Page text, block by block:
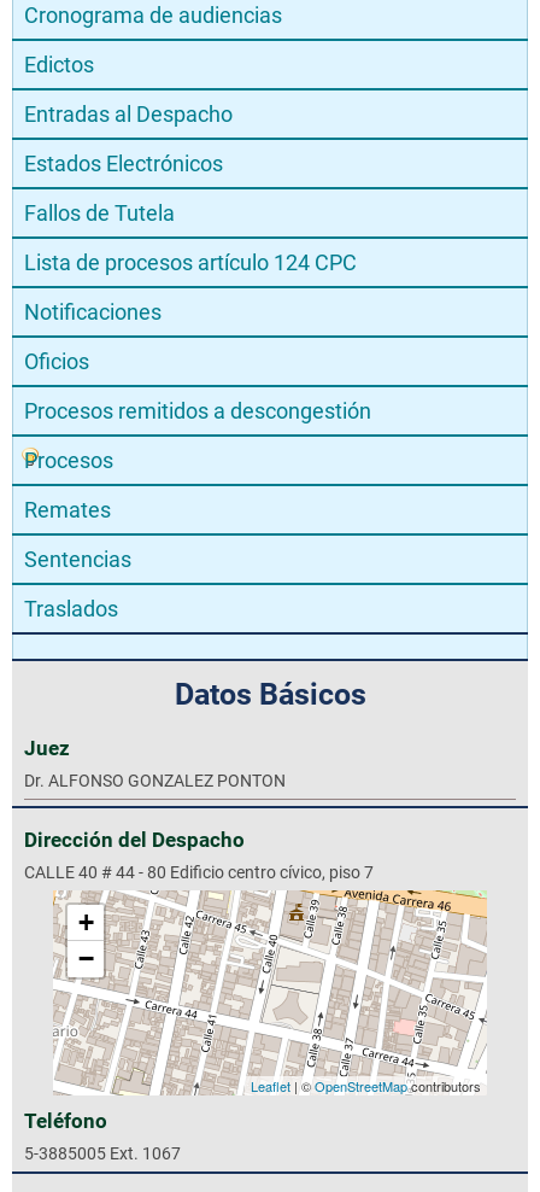
Cronograma de audiencias
Edictos
Entradas al Despacho
Estados Electrónicos
Fallos de Tutela
Lista de procesos artículo 124 CPC
Notificaciones
Oficios
Procesos remitidos a descongestión
Procesos
Remates
Sentencias
Traslados
Datos Básicos
Juez
Dr. ALFONSO GONZALEZ PONTON
Dirección del Despacho
CALLE 40 # 44 - 80 Edificio centro cívico, piso 7
+
−
Leaflet| ©OpenStreetMapcontributors
Teléfono
5-3885005 Ext. 1067